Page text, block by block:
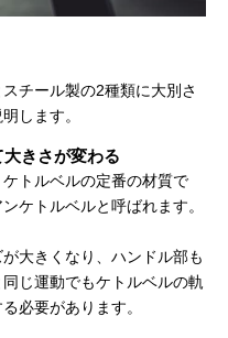
チール製の2種類に大別さ
します。
きさが変わる
トルベルの定番の材質で
ケトルベルと呼ばれます。
大きくなり、ハンドル部も
じ運動でもケトルベルの軌
必要があります。